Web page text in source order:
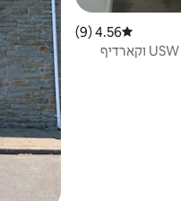
דירוג ממוצע של 4.56 מתוך 5, 9 ביקורות
4.56 (9)